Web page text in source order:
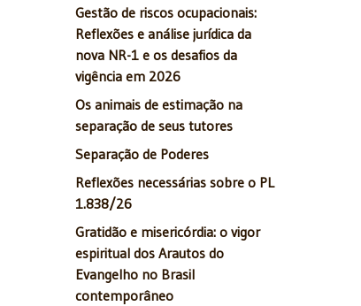
Gestão de riscos ocupacionais:
Reflexões e análise jurídica da
nova NR-1 e os desafios da
vigência em 2026
Os animais de estimação na
separação de seus tutores
Separação de Poderes
Reflexões necessárias sobre o PL
1.838/26
Gratidão e misericórdia: o vigor
espiritual dos Arautos do
Evangelho no Brasil
contemporâneo